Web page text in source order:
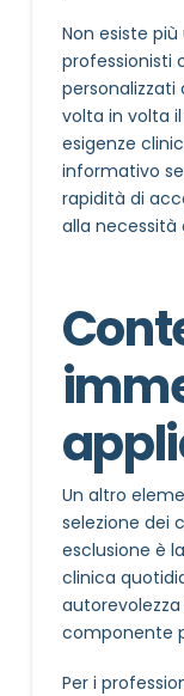
Non esiste
professionisti
personalizzati
volta in volta
esigenze
informativo
rapidità di
alla
Un altro
selezione dei
esclusione è
clinica
componente
Per i